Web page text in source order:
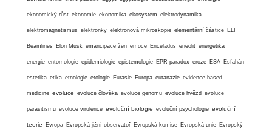
ekonomický růst ekonomie ekonomika ekosystém elektrodynamika
elektromagnetismus elektronky elektronová mikroskopie elementární částice ELI
Beamlines Elon Musk emancipace žen emoce Enceladus eneolit energetika
energie entomologie epidemiologie epistemologie EPR paradox eroze ESA Esfahán
estetika etika etnologie etologie Eurasie Europa eutanazie evidence based
medicine evoluce evoluce člověka evoluce genomu evoluce hvězd evoluce
parasitismu evoluce virulence evoluční biologie evoluční psychologie evoluční
teorie Evropa Evropská jižní observatoř Evropská komise Evropská unie Evropský